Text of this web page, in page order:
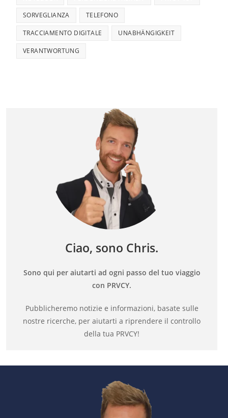
SORVEGLIANZA TELEFONO
TRACCIAMENTO DIGITALE UNABHÄNGIGKEIT
VERANTWORTUNG
Ciao, sono Chris.
Sono qui per aiutarti ad ogni passo del tuo viaggio
con PRVCY.
Pubblicheremo notizie e informazioni, basate sulle
nostre ricerche, per aiutarti a riprendere il controllo
della tua PRVCY!